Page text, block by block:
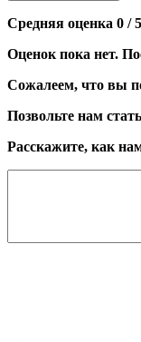
Средняя оценка 0 /
Оценок пока нет.
Сожалеем, что вы
Позвольте нам
Расскажите, как